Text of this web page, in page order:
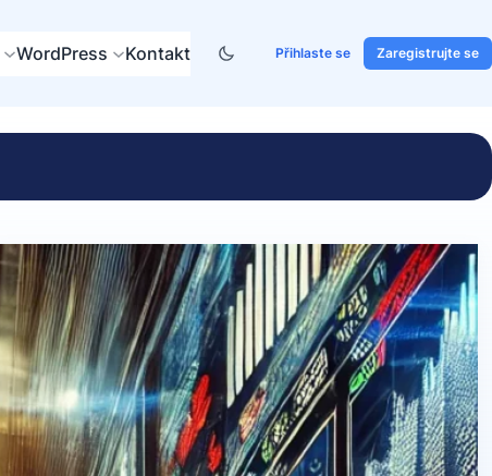
WordPress Kontakt Přihlaste se Zaregistrujte se